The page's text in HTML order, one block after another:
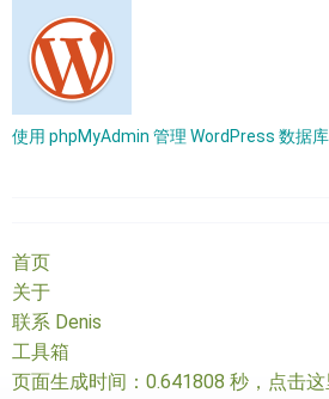
使用 phpMyAdmin 管理 WordPress 数据库
首页
关于
联系 Denis
工具箱
页面生成时间：0.641808 秒， 点击